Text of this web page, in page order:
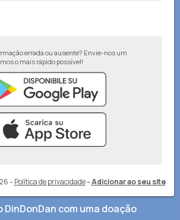
errada ou ausente? Envie-nos um
o mais rápido possível!
– Política de privacidade–Adicionar ao seu site
DinDonDan com uma doação